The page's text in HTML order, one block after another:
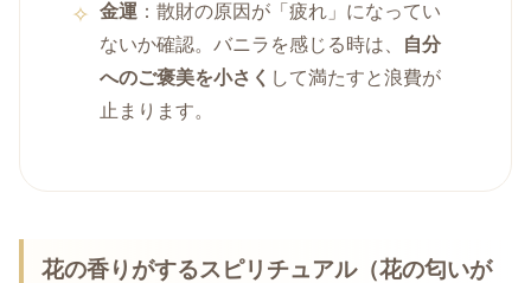
金運 ：散財の原因が「疲れ」になってい
ないか確認。バニラを感じる時は、
自分
へのご褒美を小さく して満たすと浪費が
止まります。
花の香りがするスピリチュアル（花の匂いが